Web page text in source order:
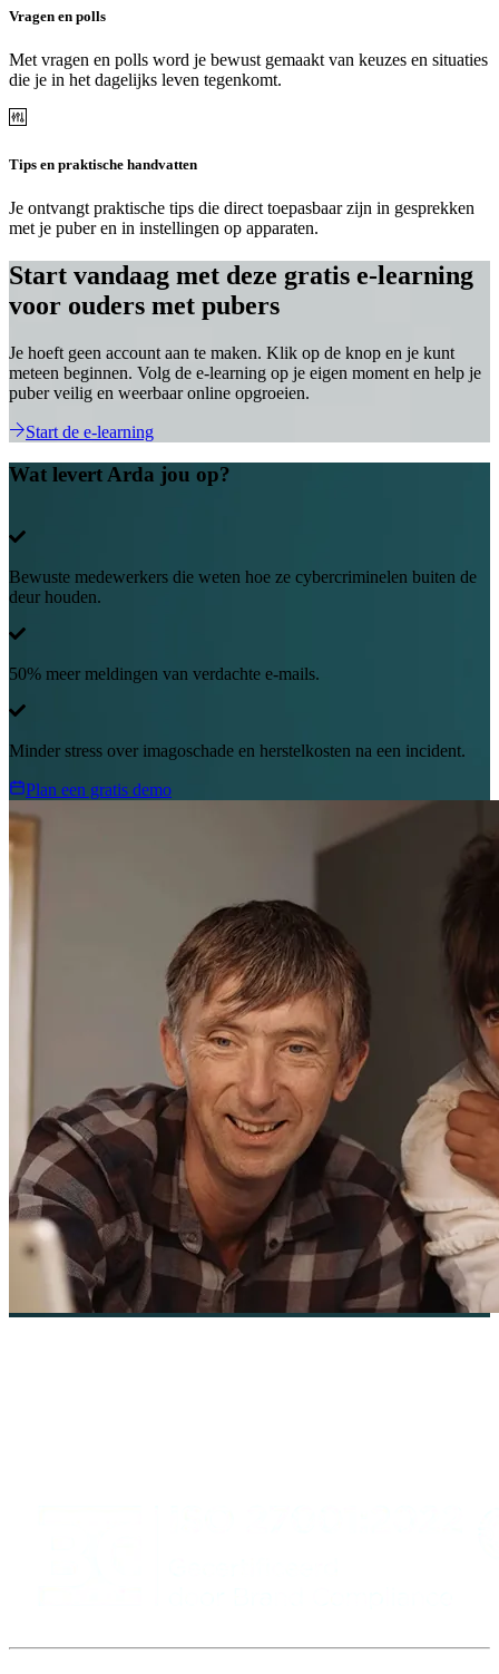
Vragen en polls
Met vragen en polls word je bewust gemaakt van keuzes en situaties
die je in het dagelijks leven tegenkomt.
Tips en praktische handvatten
Je ontvangt praktische tips die direct toepasbaar zijn in gesprekken
met je puber en in instellingen op apparaten.
Start vandaag met deze gratis e-learning
voor ouders met pubers
Je hoeft geen account aan te maken. Klik op de knop en je kunt
meteen beginnen. Volg de e-learning op je eigen moment en help je
puber veilig en weerbaar online opgroeien.
Start de e-learning
Wat levert Arda jou op?
Bewuste medewerkers die weten hoe ze cybercriminelen buiten de
deur houden.
50% meer meldingen van verdachte e-mails.
Minder stress over imagoschade en herstelkosten na een incident.
Plan een gratis demo